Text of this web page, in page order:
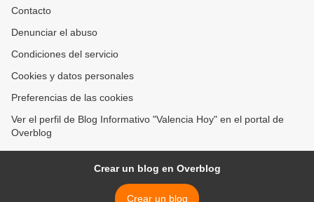
Contacto
Denunciar el abuso
Condiciones del servicio
Cookies y datos personales
Preferencias de las cookies
Ver el perfil de Blog Informativo "Valencia Hoy" en el portal de
Overblog
Crear un blog en Overblog
Crear un blog